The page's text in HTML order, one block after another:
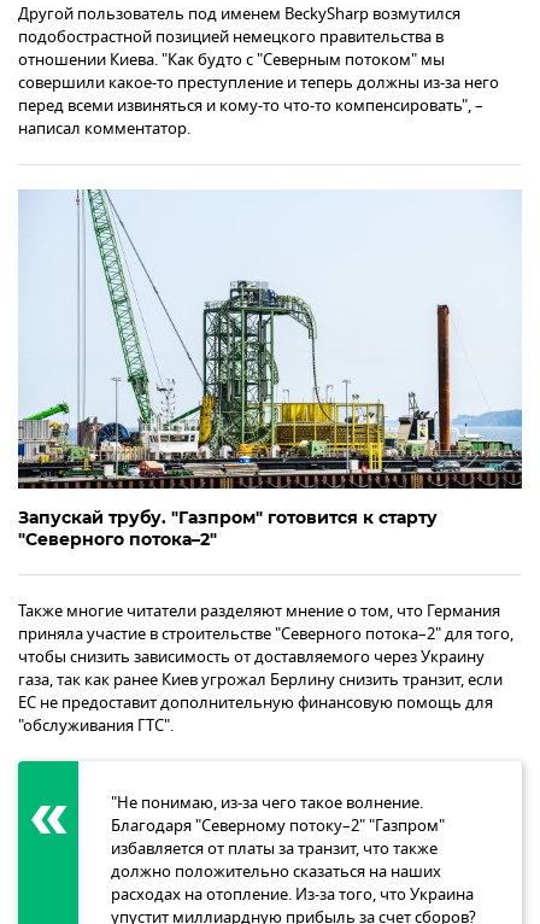
Другой пользователь под именем BeckySharp возмутился
подобострастной позицией немецкого правительства в
отношении Киева. "Как будто с "Северным потоком" мы
совершили какое-то преступление и теперь должны из-за него
перед всеми извиняться и кому-то что-то компенсировать", –
написал комментатор.
Запускай трубу. "Газпром" готовится к старту
"Северного потока–2"
Также многие читатели разделяют мнение о том, что Германия
приняла участие в строительстве "Северного потока–2" для того,
чтобы снизить зависимость от доставляемого через Украину
газа, так как ранее Киев угрожал Берлину снизить транзит, если
ЕС не предоставит дополнительную финансовую помощь для
"обслуживания ГТС".
"Не понимаю, из-за чего такое волнение.
Благодаря "Северному потоку–2" "Газпром"
избавляется от платы за транзит, что также
должно положительно сказаться на наших
расходах на отопление. Из-за того, что Украина
упустит миллиардную прибыль за счет сборов?